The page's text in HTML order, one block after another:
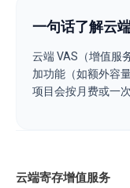
一句话了解云
云端 VAS（增值服
加功能（如额外容
项目会按月费或一
云端寄存增值服务